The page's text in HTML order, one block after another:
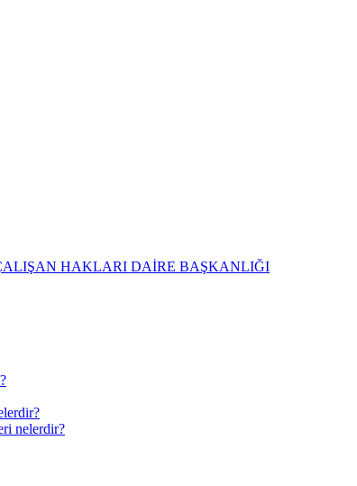
HAKLARI DAİRE BAŞKANLIĞI
nelerdir?